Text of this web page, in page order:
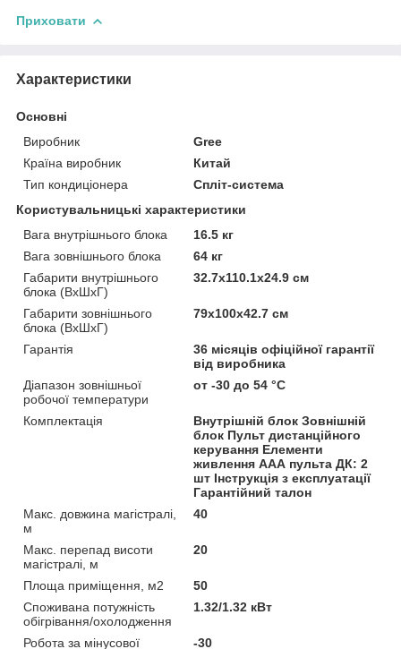
Приховати
Характеристики
Основні
Виробник
Gree
Країна виробник
Китай
Тип кондиціонера
Спліт-система
Користувальницькі характеристики
Вага внутрішнього блока
16.5 кг
Вага зовнішнього блока
64 кг
Габарити внутрішнього
блока (ВхШхГ)
32.7х110.1х24.9 см
Габарити зовнішнього
блока (ВхШхГ)
79х100х42.7 см
Гарантія
36 місяців офіційної гарантії
від виробника
Діапазон зовнішньої
робочої температури
от -30 до 54 °С
Комплектація
Внутрішній блок Зовнішній
блок Пульт дистанційного
керування Елементи
живлення ААА пульта ДК: 2
шт Інструкція з експлуатації
Гарантійний талон
Макс. довжина магістралі,
м
40
Макс. перепад висоти
магістралі, м
20
Площа приміщення, м2
50
Споживана потужність
обігрівання/охолодження
1.32/1.32 кВт
Робота за мінусової -30